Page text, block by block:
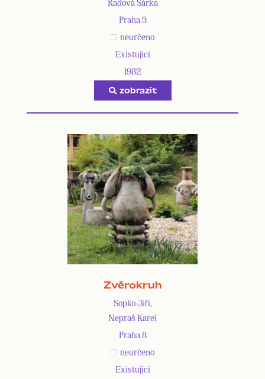
Praha 3
neurčeno
Existující
1982
zobrazit
Zvěrokruh
Sopko Jiří,
Nepraš Karel
Praha 8
neurčeno
Existující